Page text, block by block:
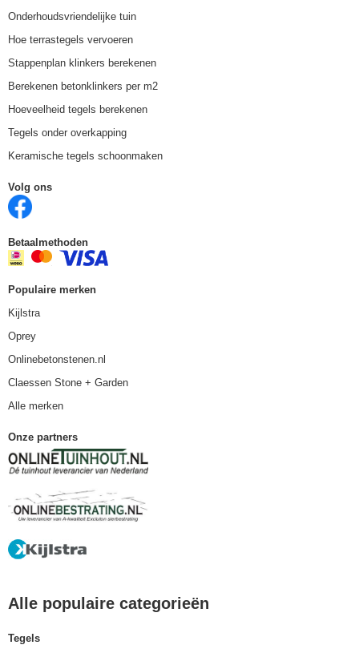
Onderhoudsvriendelijke tuin
Hoe terrastegels vervoeren
Stappenplan klinkers berekenen
Berekenen betonklinkers per m2
Hoeveelheid tegels berekenen
Tegels onder overkapping
Keramische tegels schoonmaken
Volg ons
Betaalmethoden
Populaire merken
Kijlstra
Oprey
Onlinebetonstenen.nl
Claessen Stone + Garden
Alle merken
Onze partners
Alle populaire categorieën
Tegels